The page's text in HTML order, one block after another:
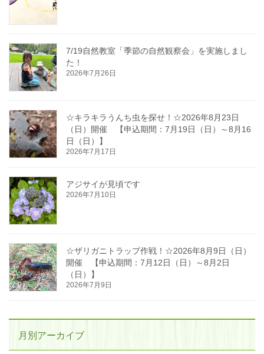
7/19自然教室「季節の自然観察会」を実施しまし
た！
2026年7月26日
☆キラキラうんち虫を探せ！☆2026年8月23日
（日）開催 【申込期間：7月19日（日）～8月16
日（日）】
2026年7月17日
アジサイが見頃です
2026年7月10日
☆ザリガニトラップ作戦！☆2026年8月9日（日）
開催 【申込期間：7月12日（日）～8月2日
（日）】
2026年7月9日
月別アーカイブ